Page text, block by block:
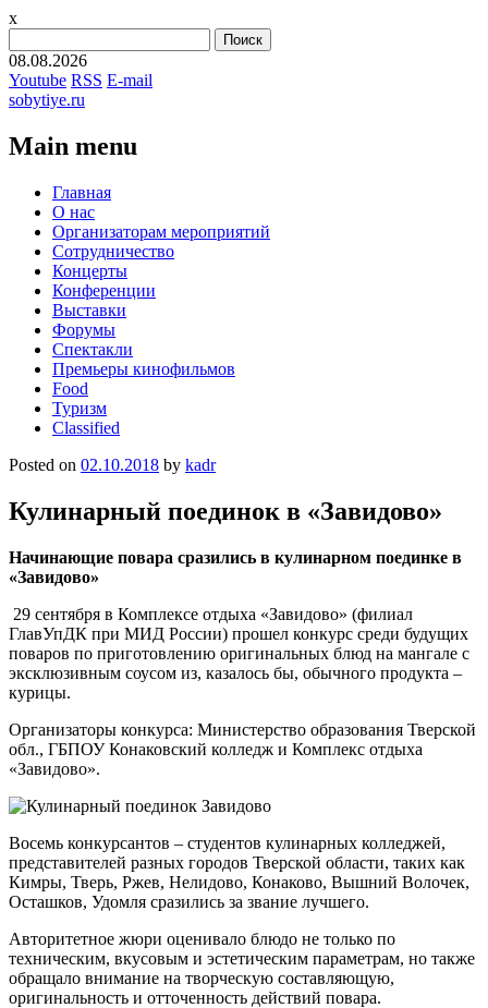
x
08.08.2026
Youtube RSS E-mail
sobytiye.ru
Main menu
Skip
content
Главная
О нас
Организаторам мероприятий
Сотрудничество
Концерты
Конференции
Выставки
Форумы
Спектакли
Премьеры кинофильмов
Food
Туризм
Сlassified
Posted on 02.10.2018 by kadr
Кулинарный поединок в «Завидово»
Начинающие повара сразились в кулинарном поединке в
«Завидово»
29 сентября в Комплексе отдыха «Завидово» (филиал
ГлавУпДК при МИД России) прошел конкурс среди будущих
поваров по приготовлению оригинальных блюд на мангале с
эксклюзивным соусом из, казалось бы, обычного продукта –
курицы.
Организаторы конкурса: Министерство образования Тверской
обл., ГБПОУ Конаковский колледж и Комплекс отдыха
«Завидово».
Восемь конкурсантов – студентов кулинарных колледжей,
представителей разных городов Тверской области, таких как
Кимры, Тверь, Ржев, Нелидово, Конаково, Вышний Волочек,
Осташков, Удомля сразились за звание лучшего.
Авторитетное жюри оценивало блюдо не только по
техническим, вкусовым и эстетическим параметрам, но также
обращало внимание на творческую составляющую,
оригинальность и отточенность действий повара.